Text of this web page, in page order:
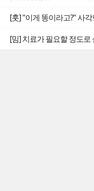
[밈] 치료가 필요할 정도